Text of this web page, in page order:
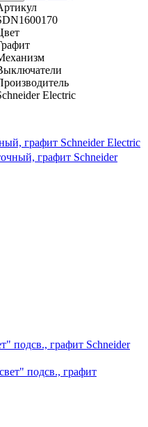
Electric
графит Schneider Electric
подсв., графит Schneider